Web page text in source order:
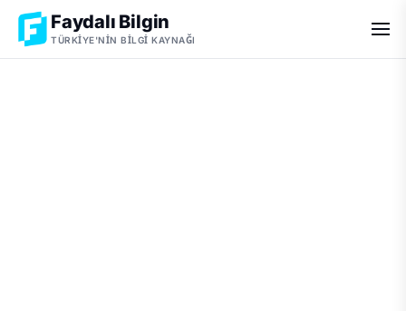
Faydalı Bilgin
TÜRKIYE'NIN BILGI KAYNAĞI